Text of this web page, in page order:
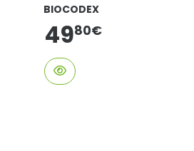
BIOCODEX
4980€